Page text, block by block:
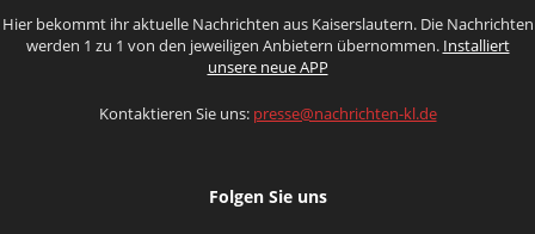
Hier bekommt ihr aktuelle Nachrichten aus Kaiserslautern. Die Nachrichten
werden 1 zu 1 von den jeweiligen Anbietern übernommen. Installiert
unsere neue APP
Kontaktieren Sie uns: presse@nachrichten-kl.de
Folgen Sie uns